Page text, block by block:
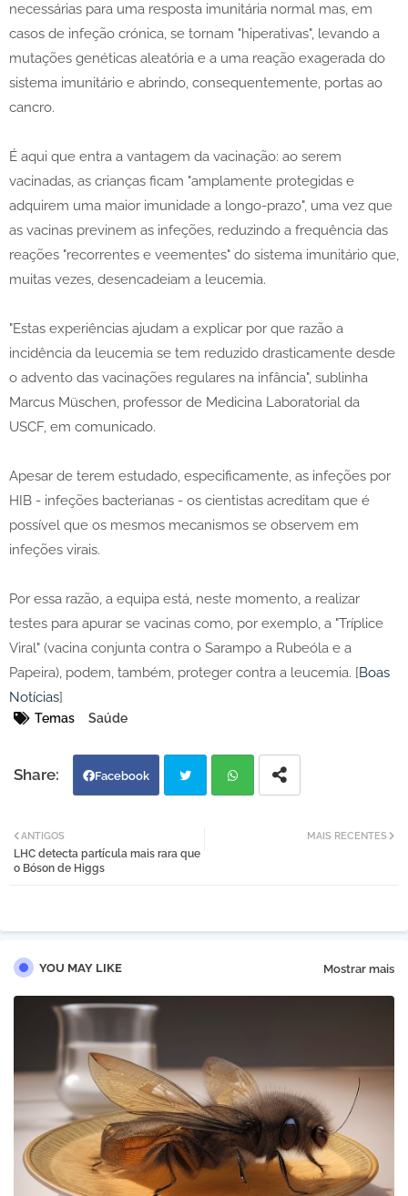
necessárias para uma resposta imunitária normal mas, em
casos de infeção crónica, se tornam "hiperativas", levando a
mutações genéticas aleatória e a uma reação exagerada do
sistema imunitário e abrindo, consequentemente, portas ao
cancro.
É aqui que entra a vantagem da vacinação: ao serem
vacinadas, as crianças ficam "amplamente protegidas e
adquirem uma maior imunidade a longo-prazo", uma vez que
as vacinas previnem as infeções, reduzindo a frequência das
reações "recorrentes e veementes" do sistema imunitário que,
muitas vezes, desencadeiam a leucemia.
"Estas experiências ajudam a explicar por que razão a
incidência da leucemia se tem reduzido drasticamente desde
o advento das vacinações regulares na infância", sublinha
Marcus Müschen, professor de Medicina Laboratorial da
USCF, em comunicado.
Apesar de terem estudado, especificamente, as infeções por
HIB - infeções bacterianas - os cientistas acreditam que é
possível que os mesmos mecanismos se observem em
infeções virais.
Por essa razão, a equipa está, neste momento, a realizar
testes para apurar se vacinas como, por exemplo, a "Tríplice
Viral" (vacina conjunta contra o Sarampo a Rubeóla e a
Papeira), podem, também, proteger contra a leucemia. [Boas
Notícias]
Temas Saúde
Facebook
tter
MAIS RECENTES
ANTIGOS
LHC detecta partícula mais rara que
o Bóson de Higgs
YOU MAY LIKE Mostrar mais